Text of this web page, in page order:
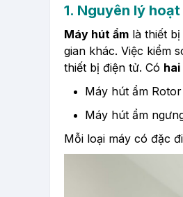
1. Nguyên lý
Máy hút ẩm là thiết
gian khác. Việc kiểm
thiết bị điện tử. Có
Máy hút ẩm Rotor
Máy hút ẩm
Mỗi loại máy có đặc